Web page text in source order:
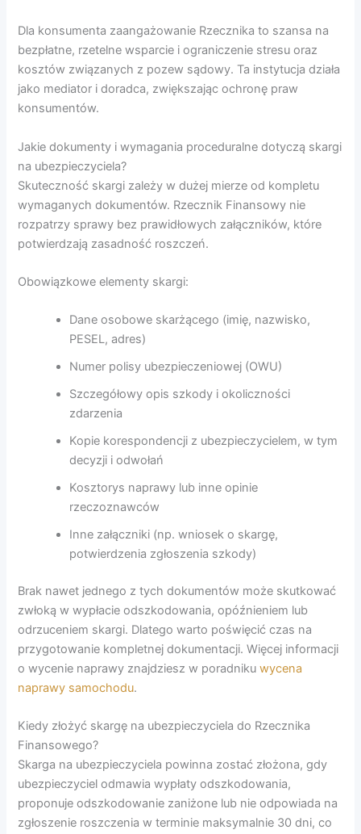
Dla konsumenta zaangażowanie Rzecznika to szansa na
bezpłatne, rzetelne wsparcie i ograniczenie stresu oraz
kosztów związanych z pozew sądowy. Ta instytucja działa
jako mediator i doradca, zwiększając ochronę praw
konsumentów.
Jakie dokumenty i wymagania proceduralne dotyczą skargi
na ubezpieczyciela?
Skuteczność skargi zależy w dużej mierze od kompletu
wymaganych dokumentów. Rzecznik Finansowy nie
rozpatrzy sprawy bez prawidłowych załączników, które
potwierdzają zasadność roszczeń.
Obowiązkowe elementy skargi:
Dane osobowe skarżącego (imię, nazwisko,
PESEL, adres)
Numer polisy ubezpieczeniowej (OWU)
Szczegółowy opis szkody i okoliczności
zdarzenia
Kopie korespondencji z ubezpieczycielem, w tym
decyzji i odwołań
Kosztorys naprawy lub inne opinie
rzeczoznawców
Inne załączniki (np. wniosek o skargę,
potwierdzenia zgłoszenia szkody)
Brak nawet jednego z tych dokumentów może skutkować
zwłoką w wypłacie odszkodowania, opóźnieniem lub
odrzuceniem skargi. Dlatego warto poświęcić czas na
przygotowanie kompletnej dokumentacji. Więcej informacji
o wycenie naprawy znajdziesz w poradnikuwycena
naprawy samochodu.
Kiedy złożyć skargę na ubezpieczyciela do Rzecznika
Finansowego?
Skarga na ubezpieczyciela powinna zostać złożona, gdy
ubezpieczyciel odmawia wypłaty odszkodowania,
proponuje odszkodowanie zaniżone lub nie odpowiada na
zgłoszenie roszczenia w terminie maksymalnie 30 dni, co